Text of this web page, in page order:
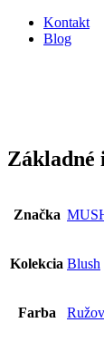
Kontakt
Blog
Základné
Značka
Kolekcia Blush
Farba